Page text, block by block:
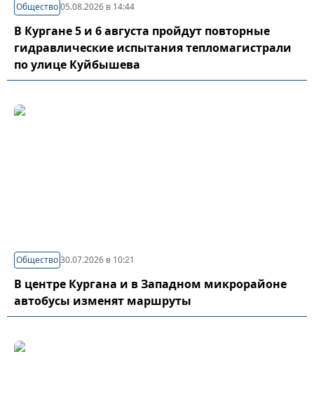
Общество05.08.2026 в 14:44
В Кургане 5 и 6 августа пройдут повторные
гидравлические испытания тепломагистрали
по улице Куйбышева
Общество30.07.2026 в 10:21
В центре Кургана и в Западном микрорайоне
автобусы изменят маршруты